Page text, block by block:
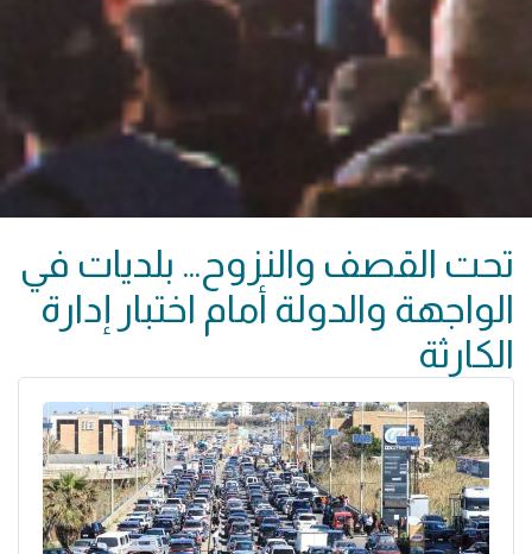
تحت القصف والنزوح… بلديات في
الواجهة والدولة أمام اختبار إدارة
الكارثة